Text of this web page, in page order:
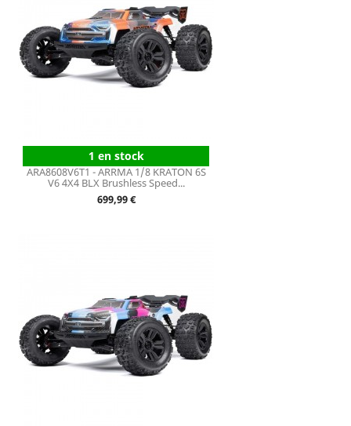
1 en stock
ARA8608V6T1 - ARRMA 1/8 KRATON 6S
V6 4X4 BLX Brushless Speed...
Prix
699,99 €